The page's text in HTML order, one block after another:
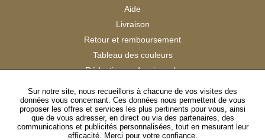
Aide
Livraison
Retour et remboursement
Tableau des couleurs
Réduction professionnels
Satisfaction Clients
SUIVEZ-NOUS
Sur notre site, nous recueillons à chacune de vos visites des
données vous concernant. Ces données nous permettent de vous
proposer les offres et services les plus pertinents pour vous, ainsi
que de vous adresser, en direct ou via des partenaires, des
communications et publicités personnalisées, tout en mesurant leur
efficacité. Merci pour votre confiance.